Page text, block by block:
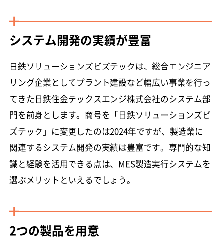
システム開発の実績が豊富
日鉄ソリューションズビズテックは、総合エンジニア
リング企業としてプラント建設など幅広い事業を行っ
てきた日鉄住金テックスエンジ株式会社のシステム部
門を前身とします。商号を「日鉄ソリューションズビ
ズテック」に変更したのは2024年ですが、製造業に
関連するシステム開発の実績は豊富です。専門的な知
識と経験を活用できる点は、MES製造実行システムを
選ぶメリットといえるでしょう。
2つの製品を用意